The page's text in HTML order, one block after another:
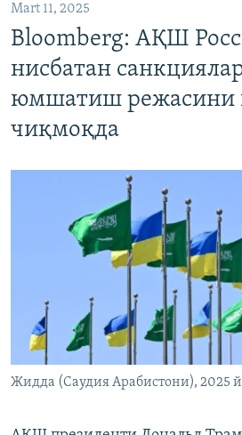
Mart 11, 2025
Bloomberg: АҚШ
нисбатан
юмшатиш режасини
чиқмоқда
Жидда (Саудия Арабистони), 2025